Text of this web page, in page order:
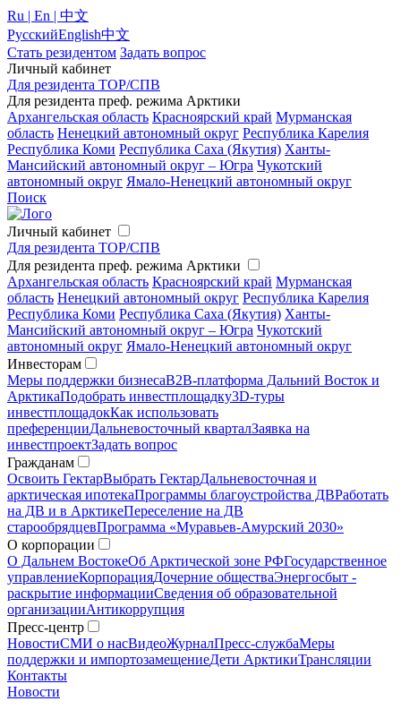
Ru | En | 中文
РусскийEnglish中文
Стать резидентом Задать вопрос
Личный кабинет
Для резидента ТОР/СПВ
Для резидента преф. режима Арктики
Архангельская область Красноярский край Мурманская
область Ненецкий автономный округ Республика Карелия
Республика Коми Республика Саха (Якутия) Ханты-
Мансийский автономный округ – Югра Чукотский
автономный округ Ямало-Ненецкий автономный округ
Поиск
Личный кабинет
Для резидента ТОР/СПВ
Для резидента преф. режима Арктики
Архангельская область Красноярский край Мурманская
область Ненецкий автономный округ Республика Карелия
Республика Коми Республика Саха (Якутия) Ханты-
Мансийский автономный округ – Югра Чукотский
автономный округ Ямало-Ненецкий автономный округ
Инвесторам
Меры поддержки бизнесаB2B-платформа Дальний Восток и
АрктикаПодобрать инвестплощадку3D-туры
инвестплощадокКак использовать
преференцииДальневосточный кварталЗаявка на
инвестпроектЗадать вопрос
Гражданам
Освоить ГектарВыбрать ГектарДальневосточная и
арктическая ипотекаПрограммы благоустройства ДВРаботать
на ДВ и в АрктикеПереселение на ДВ
старообрядцевПрограмма «Муравьев-Амурский 2030»
О корпорации
О Дальнем ВостокеОб Арктической зоне РФГосударственное
управлениеКорпорацияДочерние обществаЭнергосбыт -
раскрытие информацииСведения об образовательной
организацииАнтикоррупция
Пресс-центр
НовостиСМИ о насВидеоЖурналПресс-службаМеры
поддержки и импортозамещениеДети АрктикиТрансляции
Контакты
Новости